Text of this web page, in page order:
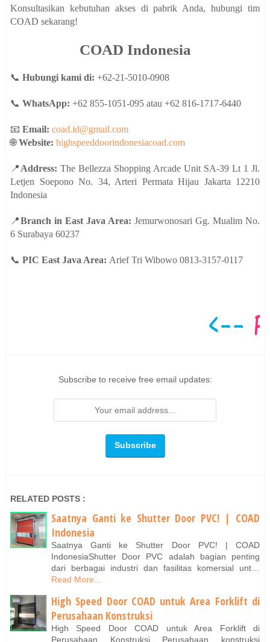
Konsultasikan kebutuhan akses di pabrik Anda, hubungi tim
COAD sekarang!
COAD Indonesia
📞 Hubungi kami di: +62-21-5010-0908
📞 WhatsApp: +62 855-1051-095 atau +62 816-1717-6440
📧 Email: coad.id@gmail.com
🌐Website: highspeeddoorindonesiacoad.com
📍 Address: The Bellezza Shopping Arcade Unit SA-39 Lt 1 Jl.
Letjen Soepono No. 34, Arteri Permata Hijau Jakarta 12210
Indonesia
📍Branch in East Java Area: Jemurwonosari Gg. Mualim No.
6 Surabaya 60237
📞 PIC East Java Area: Arief Tri Wibowo 0813-3157-0117
Subscribe to receive free email updates:
RELATED POSTS :
Saatnya Ganti ke Shutter Door PVC! | COAD
Indonesia
Saatnya Ganti ke Shutter Door PVC! | COAD
IndonesiaShutter Door PVC adalah bagian penting
dari berbagai industri dan fasilitas komersial unt…
Read More...
High Speed Door COAD untuk Area Forklift di
Perusahaan Konstruksi
High Speed Door COAD untuk Area Forklift di
Perusahaan Konstruksi Perusahaan konstruksi